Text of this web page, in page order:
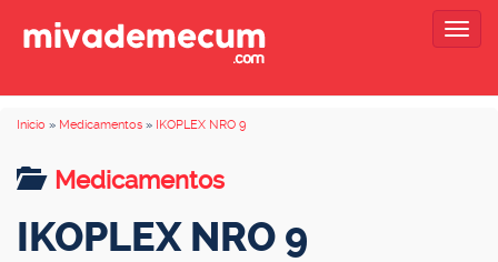
Inicio » Medicamentos » IKOPLEX NRO 9
Medicamentos
IKOPLEX NRO 9